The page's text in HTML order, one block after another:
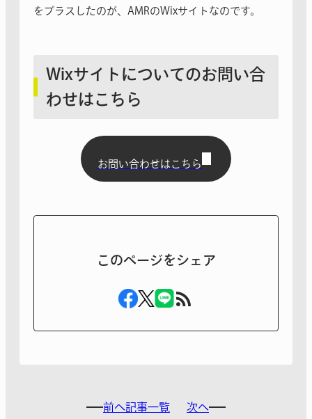
をプラスしたのが、AMRのWixサイトなのです。
Wixサイトについてのお問い合
わせはこちら
お問い合わせはこちら
このページをシェア
前へ記事一覧 次へ